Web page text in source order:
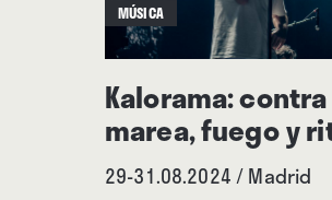
MÚSICA
Kalorama:
marea, fuego y
29-31.08.2024 / Madrid